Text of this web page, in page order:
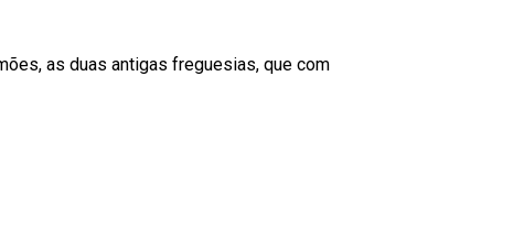
as duas antigas freguesias, que com